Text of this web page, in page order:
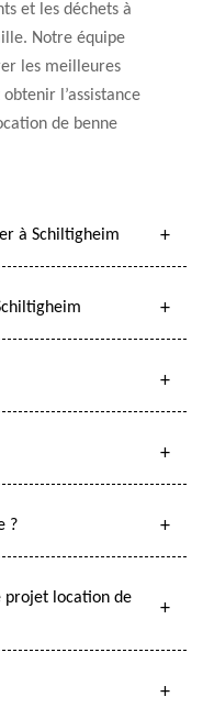
et les déchets à
Notre équipe
les meilleures
l’assistance
de benne
à Schiltigheim
?
projet location de